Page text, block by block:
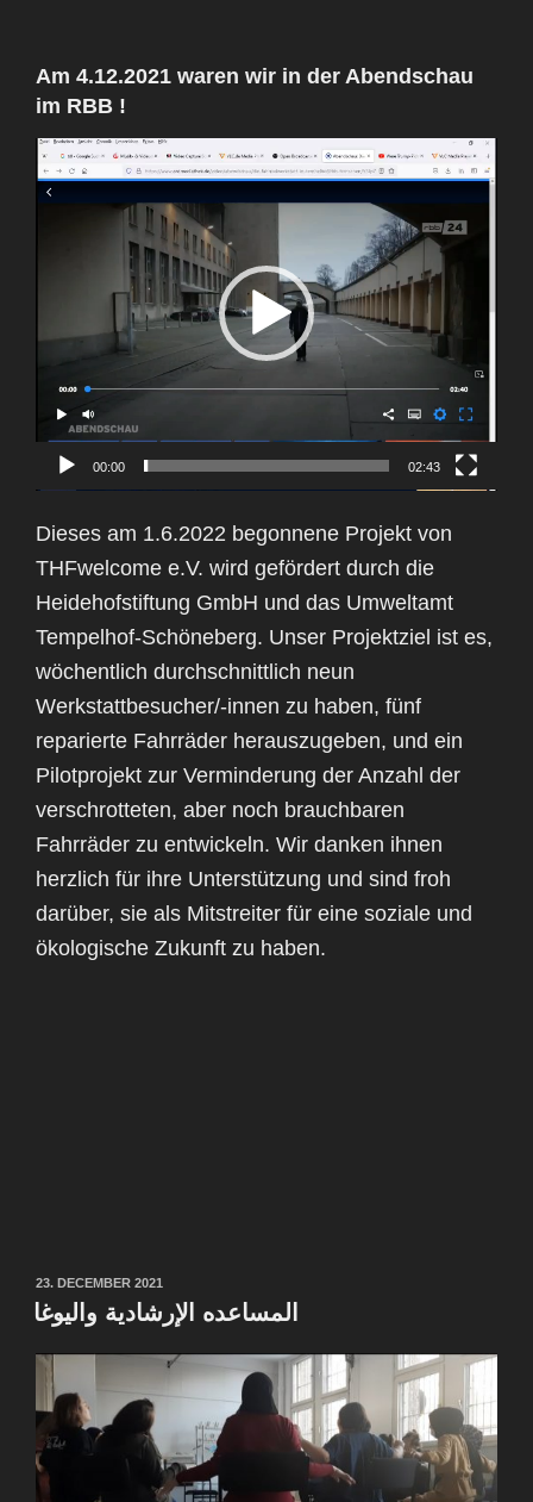
Am 4.12.2021 waren wir in der Abendschau
im RBB !
Video
Player
00:00 02:43
Dieses am 1.6.2022 begonnene Projekt von
THFwelcome e.V. wird gefördert durch die
Heidehofstiftung GmbH und das Umweltamt
Tempelhof-Schöneberg. Unser Projektziel ist es,
wöchentlich durchschnittlich neun
Werkstattbesucher/-innen zu haben, fünf
reparierte Fahrräder herauszugeben, und ein
Pilotprojekt zur Verminderung der Anzahl der
verschrotteten, aber noch brauchbaren
Fahrräder zu entwickeln. Wir danken ihnen
herzlich für ihre Unterstützung und sind froh
darüber, sie als Mitstreiter für eine soziale und
ökologische Zukunft zu haben.
POSTED
ON
23. DECEMBER 2021
المساعده الإرشادية واليوغا